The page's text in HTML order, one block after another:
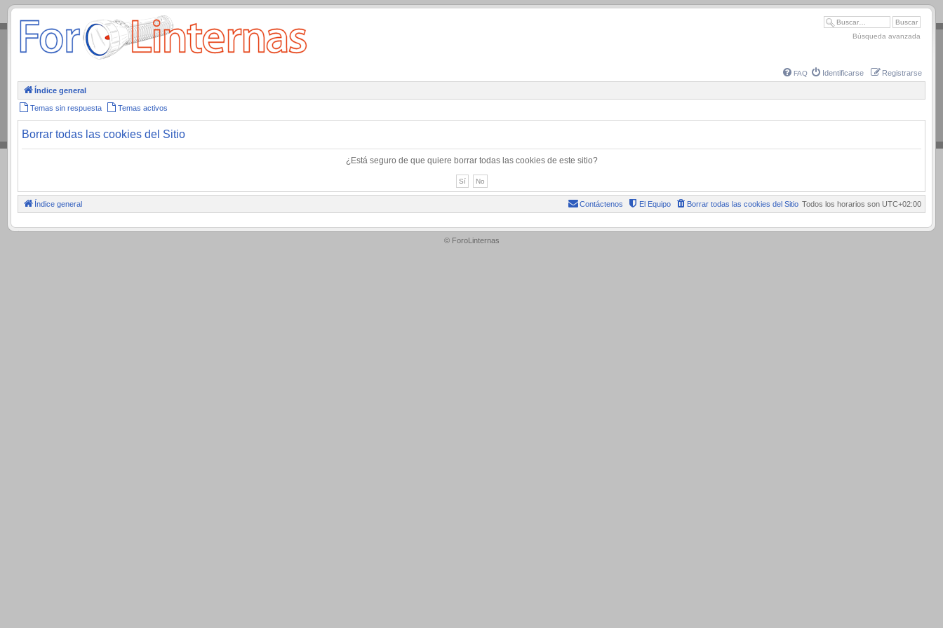
.
Búsqueda avanzada
FAQ Identificarse Registrarse
Índice general
Temas sin respuesta Temas activos
Borrar todas las cookies del Sitio
¿Está seguro de que quiere borrar todas las cookies de este sitio?
Índice general Todos los horarios son UTC+02:00
Borrar todas las cookies del Sitio
El Equipo
Contáctenos
.
© ForoLinternas